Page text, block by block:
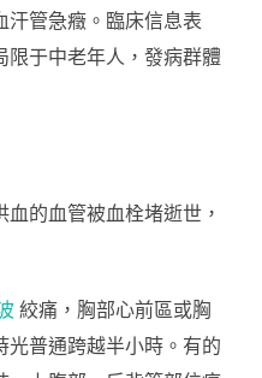
管急癥。臨床信息表
限于中老年人，發病群體
的血管被血栓堵逝世，
絞痛，胸部心前區或胸
普通跨越半小時。有的